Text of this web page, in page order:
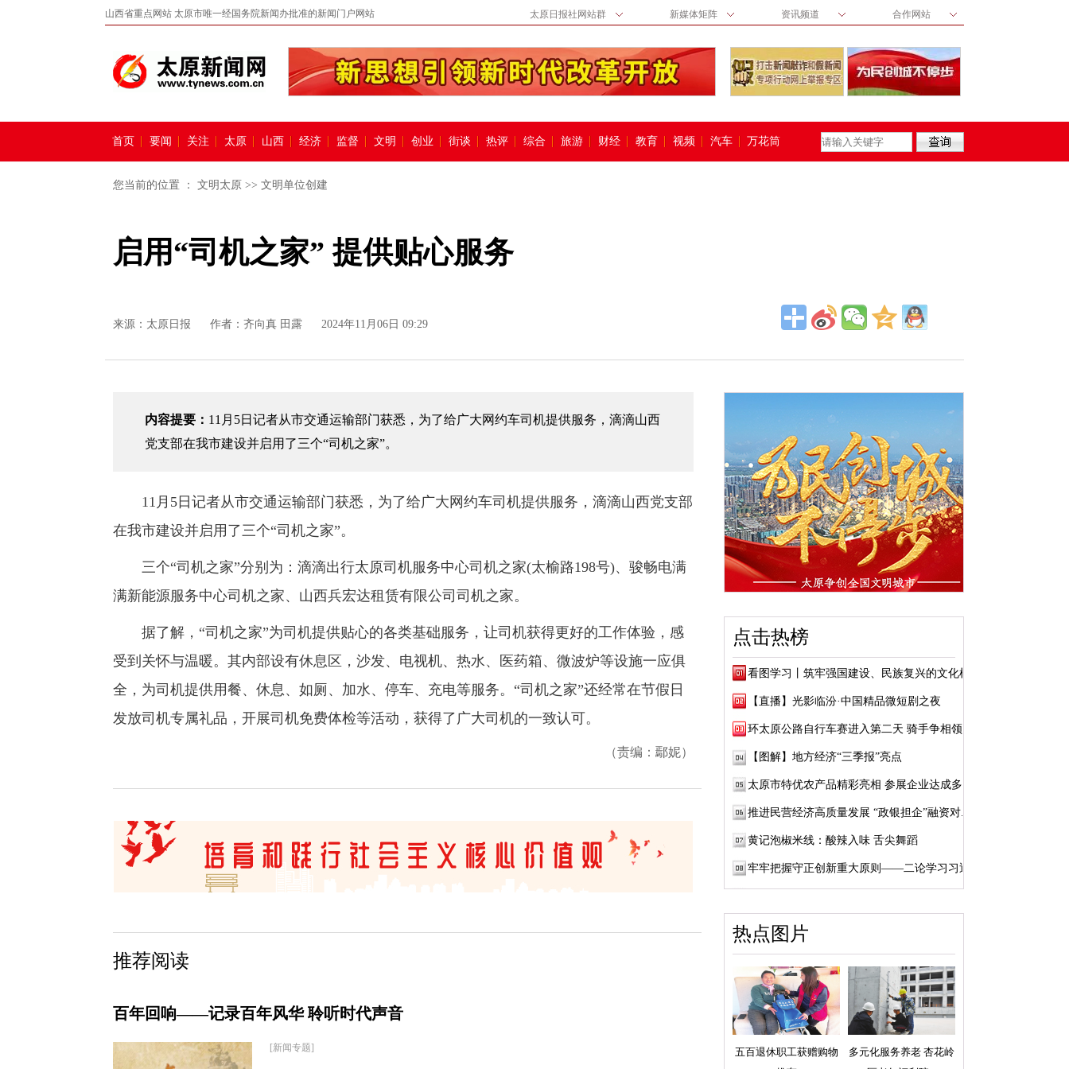
山西省重点网站 太原市唯一经国务院新闻办批准的新闻门户网站 太原日报社网站群 新媒体矩阵 资讯频道 合作网站
首页 要闻 关注 太原 山西 经济 监督 文明 创业 街谈 热评 综合 旅游 财经 教育 视频 汽车 万花筒
您当前的位置 ： 文明太原 >> 文明单位创建
启用“司机之家” 提供贴心服务
来源： 太原日报 作者：齐向真 田露 2024年11月06日 09:29
内容提要： 11月5日记者从市交通运输部门获悉，为了给广大网约车司机提供服务，滴滴山西
党支部在我市建设并启用了三个“司机之家”。
11月5日记者从市交通运输部门获悉，为了给广大网约车司机提供服务，滴滴山西党支部
在我市建设并启用了三个“司机之家”。
三个“司机之家”分别为：滴滴出行太原司机服务中心司机之家(太榆路198号)、骏畅电满
满新能源服务中心司机之家、山西兵宏达租赁有限公司司机之家。
据了解，“司机之家”为司机提供贴心的各类基础服务，让司机获得更好的工作体验，感
受到关怀与温暖。其内部设有休息区，沙发、电视机、热水、医药箱、微波炉等设施一应俱
全，为司机提供用餐、休息、如厕、加水、停车、充电等服务。“司机之家”还经常在节假日
发放司机专属礼品，开展司机免费体检等活动，获得了广大司机的一致认可。
（责编：鄢妮）
推荐阅读
百年回响——记录百年风华 聆听时代声音
[新闻专题]
点击热榜
看图学习丨筑牢强国建设、民族复兴的文化根...
【直播】光影临汾·中国精品微短剧之夜
环太原公路自行车赛进入第二天 骑手争相领略...
【图解】地方经济“三季报”亮点
太原市特优农产品精彩亮相 参展企业达成多项...
推进民营经济高质量发展 “政银担企”融资对...
黄记泡椒米线：酸辣入味 舌尖舞蹈
牢牢把握守正创新重大原则——二论学习习近...
热点图片
五百退休职工获赠购物
多元化服务养老 杏花岭